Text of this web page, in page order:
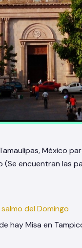
México
encuentran las
del Domingo
hay Misa en